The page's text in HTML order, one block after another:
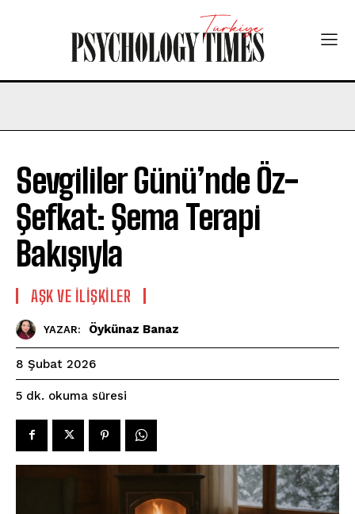
Sevgililer Günü’nde Öz-
Şefkat: Şema Terapi
Bakışıyla
AŞK VE İLIŞKILER
YAZAR: Öykünaz Banaz
8 Şubat 2026
5 dk. okuma süresi